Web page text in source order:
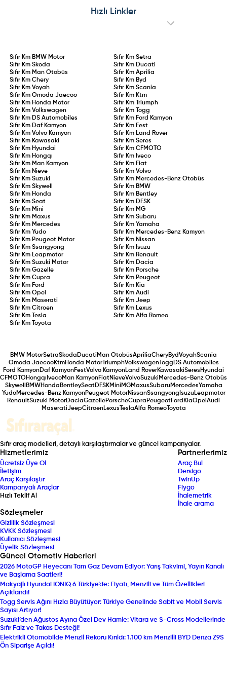
sürücülük süresi kanunlaştı. 75 ceza
puanının aşılması, 0,20 promil üzeri
arızalar ve Ford Edsel’i aratmayan
performansıyla model adeta sınıfta
Hızlı Linkler
Sıfır Km BMW Motor Sıfır Km Setra
Sıfır KmSkoda Sıfır Km Ducati
Sıfır Km Man Otobüs Sıfır Km Aprilia
Sıfır KmChery Sıfır Km Byd
Sıfır KmVoyah Sıfır Km Scania
Sıfır KmOmoda Jaecoo Sıfır Km Ktm
Sıfır Km Honda Motor Sıfır Km
Triumph
Sıfır KmVolkswagen Sıfır Km
Togg
Sıfır Km DS Automobiles Sıfır Km Ford Kamyon
Sıfır Km Daf Kamyon Sıfır Km Fest
Sıfır KmVolvo Kamyon Sıfır Km Land Rover
Sıfır Km Kawasaki Sıfır Km Seres
Sıfır Km Hyundai Sıfır Km CFMOTO
Sıfır Km Hongqı Sıfır Km Iveco
Sıfır Km Man Kamyon Sıfır Km Fiat
Sıfır Km Nieve Sıfır Km Volvo
Sıfır KmSuzuki Sıfır Km Mercedes-Benz Otobüs
Sıfır KmSkywell Sıfır Km BMW
Sıfır Km Honda Sıfır Km Bentley
Sıfır KmSeat Sıfır Km DFSK
Sıfır Km Mini Sıfır Km MG
Sıfır Km Maxus Sıfır Km Subaru
Sıfır Km Mercedes Sıfır Km Yamaha
Sıfır KmYudo Sıfır Km Mercedes-Benz Kamyon
Sıfır Km Peugeot Motor Sıfır Km Nissan
Sıfır KmSsangyong Sıfır Km Isuzu
Sıfır Km Leapmotor Sıfır Km Renault
Sıfır KmSuzuki Motor Sıfır Km Dacia
Sıfır KmGazelle Sıfır Km Porsche
Sıfır KmCupra Sıfır Km Peugeot
Sıfır Km Ford Sıfır Km Kia
Sıfır KmOpel Sıfır Km Audi
Sıfır Km Maserati Sıfır Km Jeep
Sıfır KmCitroen Sıfır Km Lexus
Sıfır Km
Tesla Sıfır Km Alfa Romeo
Sıfır Km
Toyota
BMW MotorSetraSkoda Ducati Man OtobüsApriliaCheryBydVoyahScania
Omoda JaecooKtmHonda MotorTriumphVolkswagenTogg DS Automobiles
Ford KamyonDaf KamyonFestVolvo KamyonLand RoverKawasakiSeres Hyundai
CFMOTOHongqı IvecoMan KamyonFiatNieveVolvoSuzuki Mercedes-Benz Otobüs
Skywell
BMWHonda BentleySeatDFSKMini MGMaxusSubaruMercedesYamaha
YudoMercedes-Benz KamyonPeugeot MotorNissanSsangyong IsuzuLeapmotor
RenaultSuzuki MotorDaciaGazellePorscheCupra PeugeotFord KiaOpel Audi
MaseratiJeepCitroenLexus TeslaAlfa RomeoToyota
Sıfır araç modelleri, detaylı karşılaştırmalar ve güncel kampanyalar.
Hizmetlerimiz
Ücretsiz Üye Ol
İletişim
Araç Karşılaştır
Kampanyalı Araçlar
Hızlı Teklif Al
Partnerlerimiz
Araç Bul
Dersigo
TwinUp
Fiygo
İhalemetrik
İhale arama
Sözleşmeler
Gizlilik Sözleşmesi
KVKK Sözleşmesi
Kullanıcı Sözleşmesi
Üyelik Sözleşmesi
Güncel Otomotiv Haberleri
2026 MotoGP Heyecanı Tam Gaz Devam Ediyor: Yarış Takvimi, Yayın Kanalı
ve Başlama Saatleri!
Makyajlı Hyundai IONIQ 6 Türkiye’de: Fiyatı, Menzili ve Tüm Özellikleri
Açıklandı!
Togg Servis Ağını Hızla Büyütüyor: Türkiye Genelinde Sabit ve Mobil Servis
Sayısı Artıyor!
Suzuki’den Ağustos Ayına Özel Dev Hamle: Vitara ve S-Cross Modellerinde
Sıfır Faiz ve Takas Desteği!
Elektrikli Otomobilde Menzil Rekoru Kırıldı: 1.100 km Menzilli BYD Denza Z9S
Ön Siparişe Açıldı!